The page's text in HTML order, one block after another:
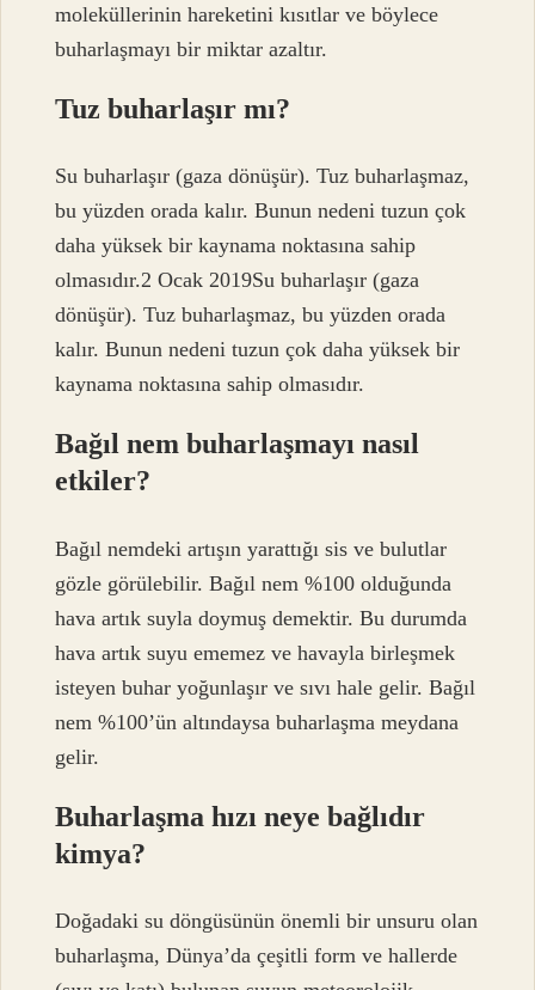
moleküllerinin hareketini kısıtlar ve böylece
buharlaşmayı bir miktar azaltır.
Tuz buharlaşır mı?
Su buharlaşır (gaza dönüşür). Tuz buharlaşmaz,
bu yüzden orada kalır. Bunun nedeni tuzun çok
daha yüksek bir kaynama noktasına sahip
olmasıdır.2 Ocak 2019Su buharlaşır (gaza
dönüşür). Tuz buharlaşmaz, bu yüzden orada
kalır. Bunun nedeni tuzun çok daha yüksek bir
kaynama noktasına sahip olmasıdır.
Bağıl nem buharlaşmayı nasıl
etkiler?
Bağıl nemdeki artışın yarattığı sis ve bulutlar
gözle görülebilir. Bağıl nem %100 olduğunda
hava artık suyla doymuş demektir. Bu durumda
hava artık suyu ememez ve havayla birleşmek
isteyen buhar yoğunlaşır ve sıvı hale gelir. Bağıl
nem %100’ün altındaysa buharlaşma meydana
gelir.
Buharlaşma hızı neye bağlıdır
kimya?
Doğadaki su döngüsünün önemli bir unsuru olan
buharlaşma, Dünya’da çeşitli form ve hallerde